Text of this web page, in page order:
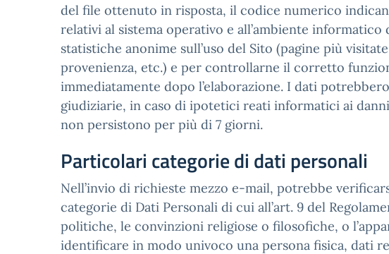
del file ottenuto in risposta, il codice numerico
relativi al sistema operativo e all’ambiente
statistiche anonime sull’uso del Sito (pagine più
provenienza, etc.) e per controllarne il corretto
immediatamente dopo l’elaborazione. I dati
giudiziarie, in caso di ipotetici reati informatici ai
non persistono per più di 7 giorni.
Particolari categorie di dati personali
Nell’invio di richieste mezzo e-mail, potrebbe
categorie di Dati Personali di cui all’art. 9 del
politiche, le convinzioni religiose o filosofiche, o
identificare in modo univoco una persona fisica, dati